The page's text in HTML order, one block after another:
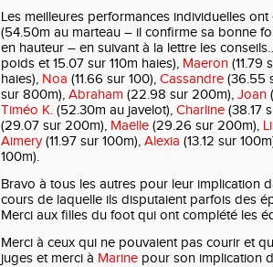
Les meilleures performances individuelles
(54.50m au marteau – il confirme sa bonne
en hauteur – en suivant à la lettre les
poids et 15.07 sur 110m haies), Maeron (11.79
haies), Noa (11.66 sur 100), Cassandre (36.55
sur 800m), Abraham (22.98 sur 200m), Joan
Timéo K. (52.30m au javelot), Charline (38.17
(29.07 sur 200m), Maëlle (29.26 sur 200m),
Aimery(11.97 sur 100m), Alexia (13.12 sur
100m).
Bravo à tous les autres pour leur implication
cours de laquelle ils disputaient parfois des
Merci aux filles du foot qui ont complété les
Merci à ceux qui ne pouvaient pas courir et
juges et merci à Marine pour son implication